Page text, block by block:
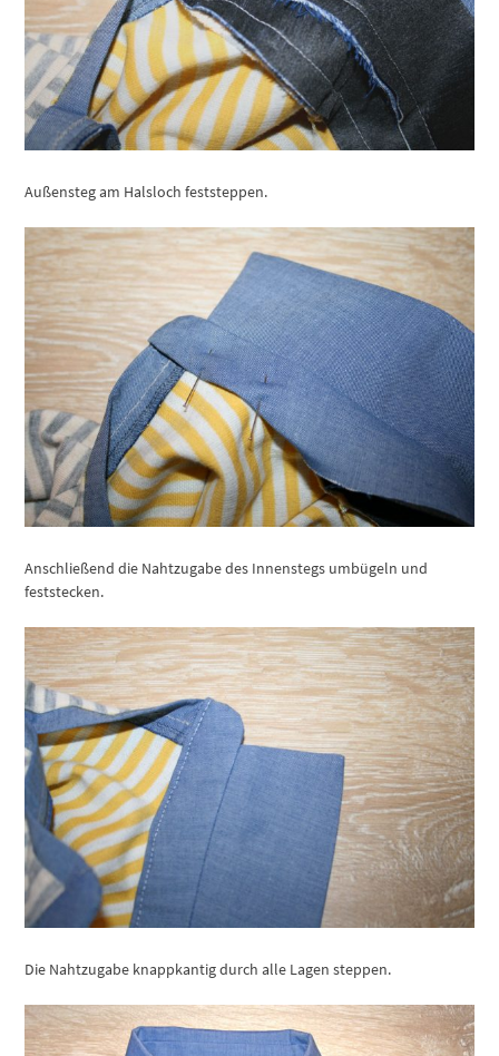
Außensteg am Halsloch feststeppen.
Anschließend die Nahtzugabe des Innenstegs umbügeln und
feststecken.
Die Nahtzugabe knappkantig durch alle Lagen steppen.